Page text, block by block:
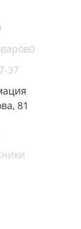
0
37
81